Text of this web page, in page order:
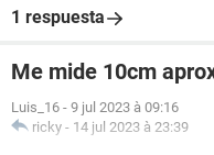
1 respuesta
Me mide 10cm
Luis_16 - 9 jul 2023 à 09:16
ricky - 14 jul 2023 à 23:39